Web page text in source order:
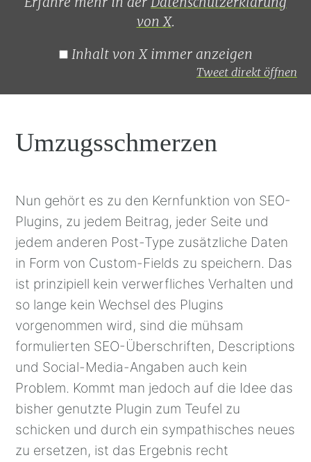
von X.
Inhalt von X immer anzeigen
Tweet direkt öffnen
Umzugsschmerzen
Nun gehört es zu den Kernfunktion von SEO-
Plugins, zu jedem Beitrag, jeder Seite und
jedem anderen Post-Type zusätzliche Daten
in Form von Custom-Fields zu speichern. Das
ist prinzipiell kein verwerfliches Verhalten und
so lange kein Wechsel des Plugins
vorgenommen wird, sind die mühsam
formulierten SEO-Überschriften, Descriptions
und Social-Media-Angaben auch kein
Problem. Kommt man jedoch auf die Idee das
bisher genutzte Plugin zum Teufel zu
schicken und durch ein sympathisches neues
zu ersetzen, ist das Ergebnis recht